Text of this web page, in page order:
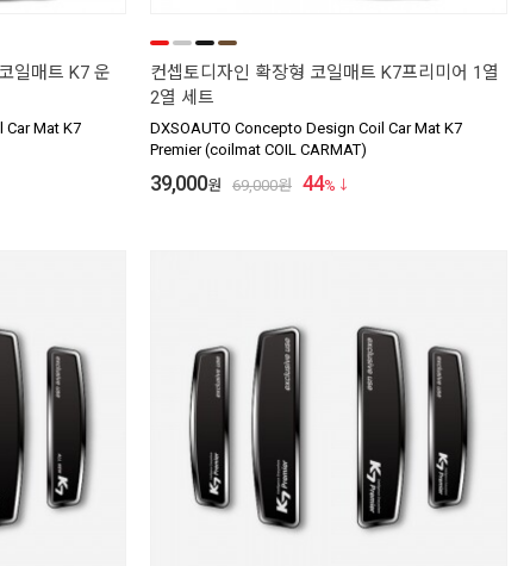
일매트 K7 운
Car Mat K7
컨셉토디자인 확장형 코일매트 K7프리미어 1열
2열 세트
DXSOAUTO Concepto Design Coil Car Mat K7
Premier (coilmat COIL CARMAT)
39,000원 69,000원 44%